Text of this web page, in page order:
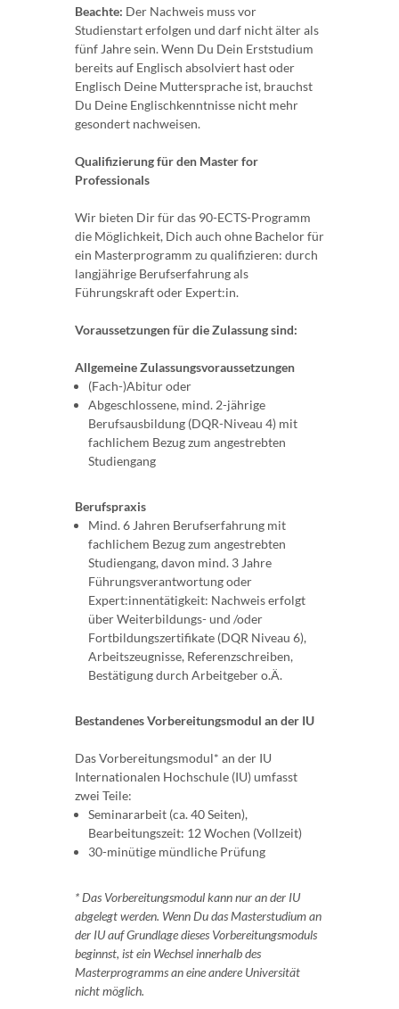
Beachte: Der Nachweis muss vor
Studienstart erfolgen und darf nicht älter als
fünf Jahre sein. Wenn Du Dein Erststudium
bereits auf Englisch absolviert hast oder
Englisch Deine Muttersprache ist, brauchst
Du Deine Englischkenntnisse nicht mehr
gesondert nachweisen.
Qualifizierung für den Master for
Professionals
Wir bieten Dir für das 90-ECTS-Programm
die Möglichkeit, Dich auch ohne Bachelor für
ein Masterprogramm zu qualifizieren: durch
langjährige Berufserfahrung als
Führungskraft oder Expert:in.
Voraussetzungen für die Zulassung sind:
Allgemeine Zulassungsvoraussetzungen
(Fach-)Abitur oder
Abgeschlossene, mind. 2-jährige
Berufsausbildung (DQR-Niveau 4) mit
fachlichem Bezug zum angestrebten
Studiengang
Berufspraxis
Mind. 6 Jahren Berufserfahrung mit
fachlichem Bezug zum angestrebten
Studiengang, davon mind. 3 Jahre
Führungsverantwortung oder
Expert:innentätigkeit: Nachweis erfolgt
über Weiterbildungs- und /oder
Fortbildungszertifikate (DQR Niveau 6),
Arbeitszeugnisse, Referenzschreiben,
Bestätigung durch Arbeitgeber o.Ä.
Bestandenes Vorbereitungsmodul an der IU
Das Vorbereitungsmodul* an der IU
Internationalen Hochschule (IU) umfasst
zwei Teile:
Seminararbeit (ca. 40 Seiten),
Bearbeitungszeit: 12 Wochen (Vollzeit)
30-minütige mündliche Prüfung
* Das Vorbereitungsmodul kann nur an der IU
abgelegt werden. Wenn Du das Masterstudium an
der IU auf Grundlage dieses Vorbereitungsmoduls
beginnst, ist ein Wechsel innerhalb des
Masterprogramms an eine andere Universität
nicht möglich.